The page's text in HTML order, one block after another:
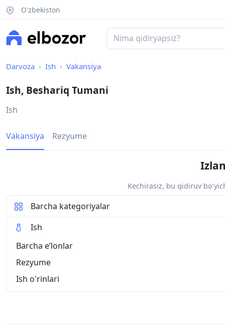
O'zbekiston
Darvoza Ish Vakansiya
Ish, Beshariq Tumani
Ish
Vakansiya Rezyume
Kechirasiz, bu qidiruv
Barcha kategoriyalar
Ish
Barcha eʼlonlar
Rezyume
Ish o'rinlari